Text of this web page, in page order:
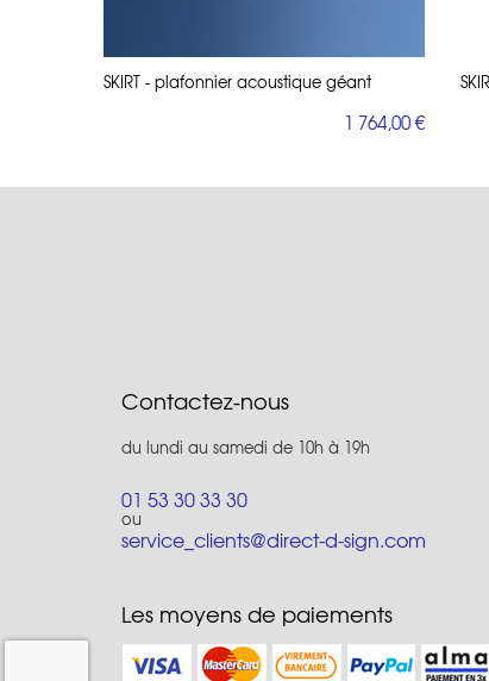
SKIRT - plafonnier acoustique géant
1 764,00 €
Contactez-nous
du lundi au samedi de 10h à 19h
01 53 30 33 30
ou
service_clients@direct-d-sign.com
Les moyens de paiements